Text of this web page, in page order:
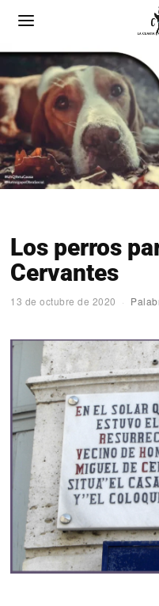
Los perros
Cervantes
13 de octubre de 2020